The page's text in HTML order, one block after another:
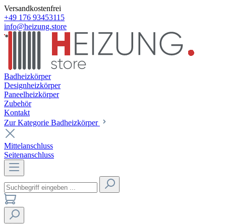
Versandkostenfrei
+49 176 93453115
info@heizung.store
Badheizkörper
Designheizkörper
Paneelheizkörper
Zubehör
Kontakt
Zur Kategorie Badheizkörper
Mittelanschluss
Seitenanschluss